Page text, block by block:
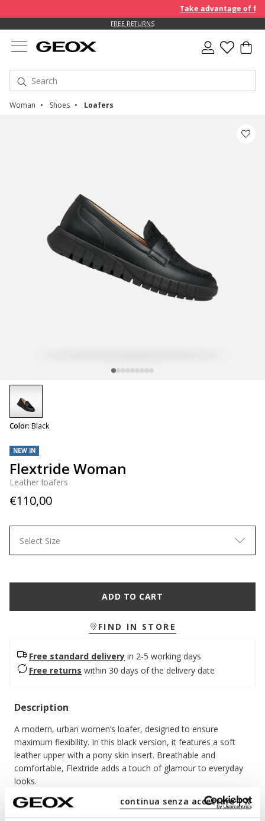
continua senza accettare | X
Take advantage of
FREE RETURNS
Woman Shoes Loafers
NEW IN
Flextride Woman
Leather loafers
€110,00
Color: Black
selected
Select Size
ADD TO CART
FIND IN STORE
Free standard delivery in 2-5 working days
Free returns within 30 days of the delivery date
Description
A modern, urban women’s loafer, designed to ensure
maximum flexibility. In this black version, it features a soft
leather upper with a pony skin insert. Breathable and
comfortable, Flextride adds a touch of glamour to everyday
looks.
ITEM CODE: